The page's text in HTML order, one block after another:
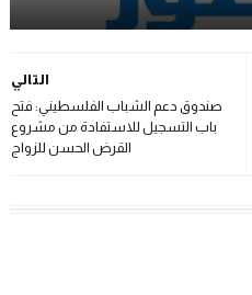
التالي
صندوق دعم الشباب الفلسطيني: فتح
باب التسجيل للاستفادة من مشروع
القرض الحسن للزواج